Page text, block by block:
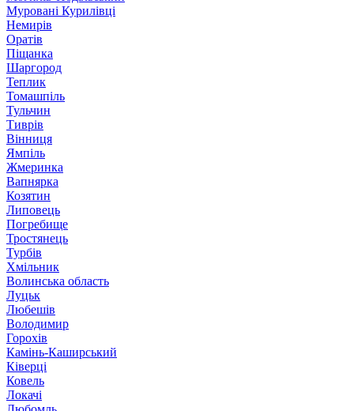
Муровані Курилівці
Немирів
Оратів
Піщанка
Шаргород
Теплик
Томашпіль
Тульчин
Тиврів
Вінниця
Ямпіль
Жмеринка
Вапнярка
Козятин
Липовець
Погребище
Тростянець
Турбів
Хмільник
Волинська область
Луцьк
Любешів
Володимир
Горохів
Камінь-Каширський
Ківерці
Ковель
Локачі